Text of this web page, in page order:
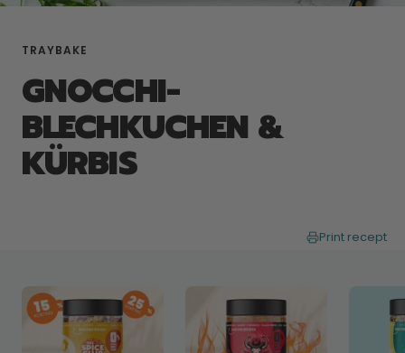
TRAYBAKE
GNOCCHI-
BLECHKUCHEN &
KÜRBIS
Print recept